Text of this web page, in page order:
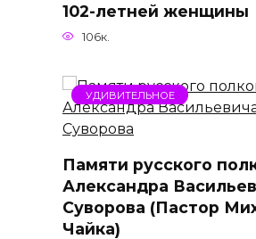
102-летней женщины
106к.
УДИВИТЕЛЬНОЕ
Памяти русского
Александра
Суворова (Пастор
Чайка)